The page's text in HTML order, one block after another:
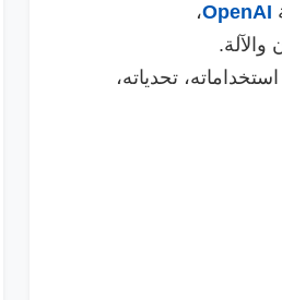
OpenAI،
والآلة.
تحدياته،